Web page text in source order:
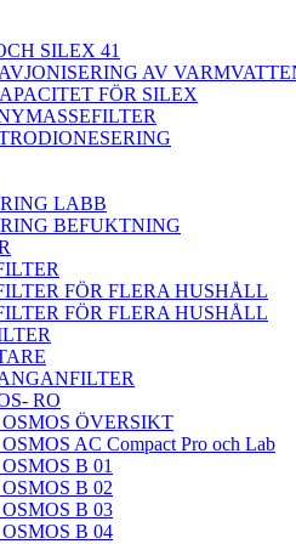
SILEX 41
AV
FÖR SILEX
LABB
BEFUKTNING
FÖR FLERA HUSHÅLL
FÖR FLERA HUSHÅLL
RO
ÖVERSIKT
AC Compact Pro och Lab
B 01
B 02
B 03
B 04